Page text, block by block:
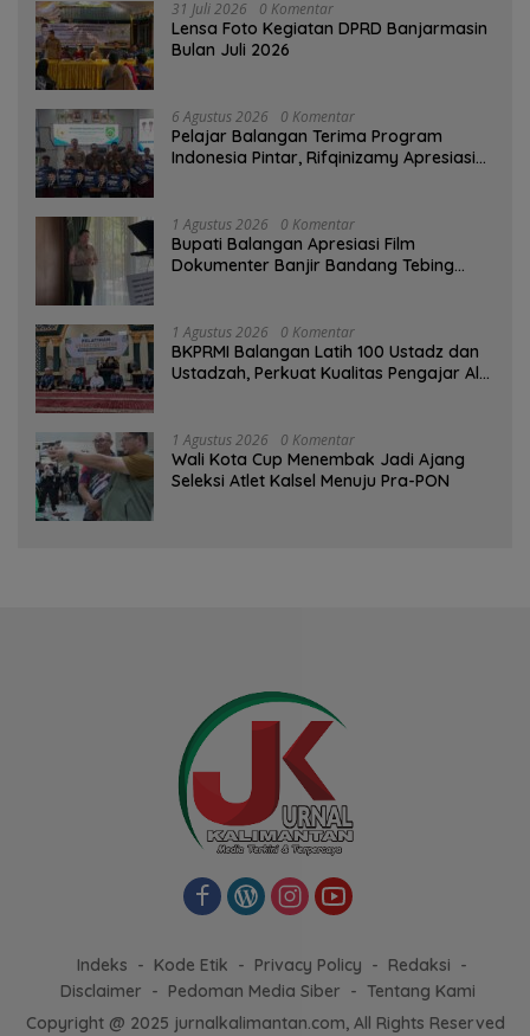
31 Juli 2026 0 Komentar
Lensa Foto Kegiatan DPRD Banjarmasin
Bulan Juli 2026
6 Agustus 2026 0 Komentar
Pelajar Balangan Terima Program
Indonesia Pintar, Rifqinizamy Apresiasi
1 Agustus 2026 0 Komentar
Bupati Balangan Apresiasi Film
Dokumenter Banjir Bandang Tebing
1 Agustus 2026 0 Komentar
BKPRMI Balangan Latih 100 Ustadz dan
Ustadzah, Perkuat Kualitas Pengajar Al-
1 Agustus 2026 0 Komentar
Wali Kota Cup Menembak Jadi Ajang
Seleksi Atlet Kalsel Menuju Pra-PON
Indeks Kode Etik Privacy Policy
Redaksi
Disclaimer
Pedoman Media Siber
Tentang Kami
Copyright @ 2025 jurnalkalimantan.com, All Rights Reserved